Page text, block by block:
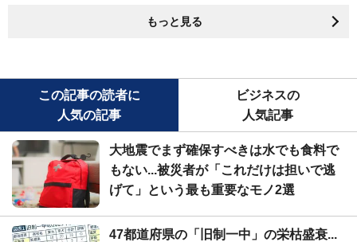
もっと見る
この記事の読者に
人気の記事
ビジネスの
人気記事
大地震でまず確保すべきは水でも食料で
もない...被災者が「これだけは担いで逃
げて」という最も重要なモノ2選
47都道府県の「旧制一中」の栄枯盛衰...